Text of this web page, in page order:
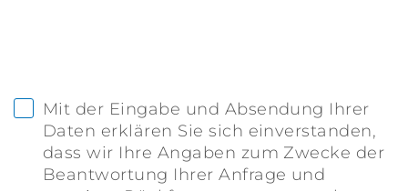
Mit der Eingabe und Absendung Ihrer
Daten erklären Sie sich einverstanden,
dass wir Ihre Angaben zum Zwecke der
Beantwortung Ihrer Anfrage und